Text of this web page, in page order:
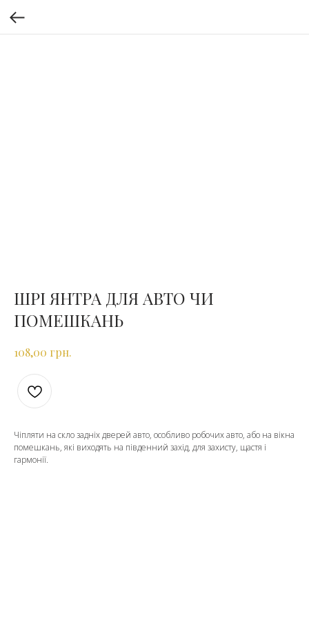
ШРІ ЯНТРА ДЛЯ АВТО ЧИ
ПОМЕШКАНЬ
108,00 грн.
Чіпляти на скло задніх дверей авто, особливо робочих авто, або на вікна
помешкань, які виходять на південний захід, для захисту, щастя і
гармонії.